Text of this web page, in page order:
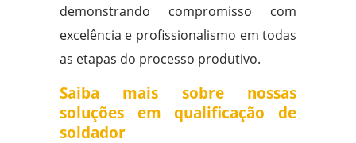
demonstrando compromisso com
excelência e profissionalismo em todas
as etapas do processo produtivo.
Saiba mais sobre nossas
soluções em qualificação de
soldador